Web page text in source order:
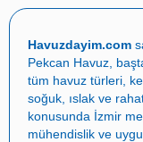
Havuzdayim.com
Pekcan Havuz ,
tüm havuz türleri,
soğuk, ıslak ve
konusunda İzmir
mühendislik ve